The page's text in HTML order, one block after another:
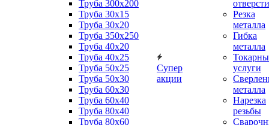
Труба 300x200
Труба 30x15
Труба 30x20
Труба 350x250
Труба 40x20
Труба 40x25
Труба 50x25
Труба 50x30
Труба 60x30
Труба 60x40
Труба 80x40
Труба 80x60
Супер
акции
Резка
металла
Гибка
металла
услуги
металла
Нарезка
резьбы